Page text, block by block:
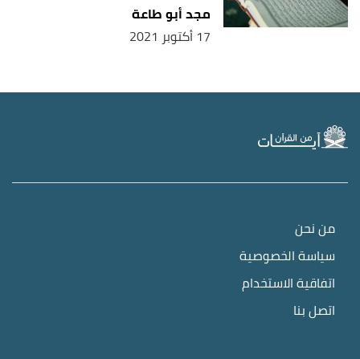
مجد أبو طاعة
17 أكتوبر 2021
من نحن
سياسة الخصوصية
اتفاقية الاستخدام
اتصل بنا